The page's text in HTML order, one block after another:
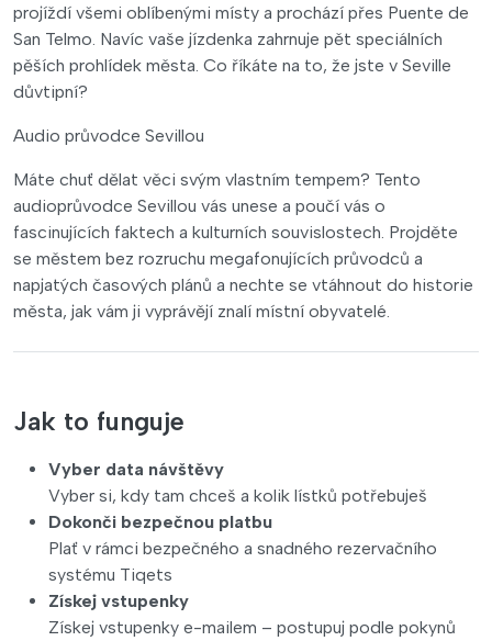
projíždí všemi oblíbenými místy a prochází přes Puente de
San Telmo. Navíc vaše jízdenka zahrnuje pět speciálních
pěších prohlídek města. Co říkáte na to, že jste v Seville
důvtipní?
Audio průvodce Sevillou
Máte chuť dělat věci svým vlastním tempem? Tento
audioprůvodce Sevillou vás unese a poučí vás o
fascinujících faktech a kulturních souvislostech. Projděte
se městem bez rozruchu megafonujících průvodců a
napjatých časových plánů a nechte se vtáhnout do historie
města, jak vám ji vyprávějí znalí místní obyvatelé.
Jak to funguje
Vyber data návštěvy
Vyber si, kdy tam chceš a kolik lístků potřebuješ
Dokonči bezpečnou platbu
Plať v rámci bezpečného a snadného rezervačního
systému Tiqets
Získej vstupenky
Získej vstupenky e-mailem – postupuj podle pokynů